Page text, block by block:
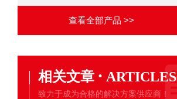
查看全部产品 >>
相关文章 · ARTICLES
致力于成为合格的解决方案供应商！